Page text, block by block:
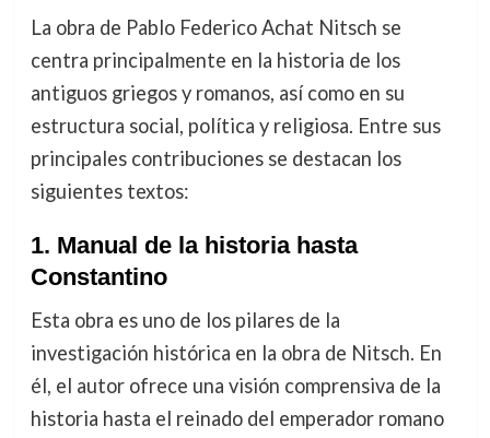
La obra de Pablo Federico Achat Nitsch se
centra principalmente en la historia de los
antiguos griegos y romanos, así como en su
estructura social, política y religiosa. Entre sus
principales contribuciones se destacan los
siguientes textos:
1. Manual de la historia hasta
Constantino
Esta obra es uno de los pilares de la
investigación histórica en la obra de Nitsch. En
él, el autor ofrece una visión comprensiva de la
historia hasta el reinado del emperador romano